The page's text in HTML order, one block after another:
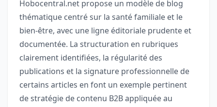
Hobocentral.net propose un modèle de blog
thématique centré sur la santé familiale et le
bien-être, avec une ligne éditoriale prudente et
documentée. La structuration en rubriques
clairement identifiées, la régularité des
publications et la signature professionnelle de
certains articles en font un exemple pertinent
de stratégie de contenu B2B appliquée au